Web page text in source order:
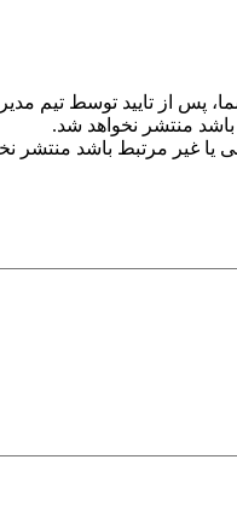
پس از تایید توسط تیم
باشد منتشر نخواهد شد.
یا غیر مرتبط باشد منتشر